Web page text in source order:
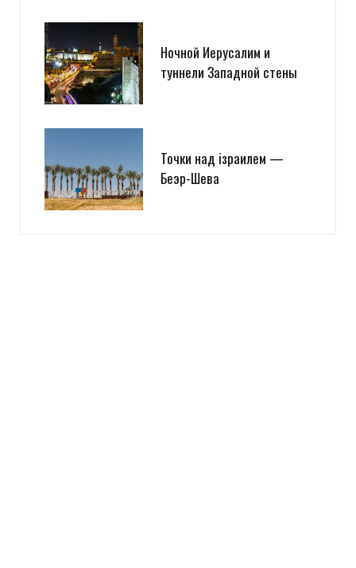
Ночной Иерусалим и
туннели Западной стены
Точки над iзраилем —
Беэр-Шева